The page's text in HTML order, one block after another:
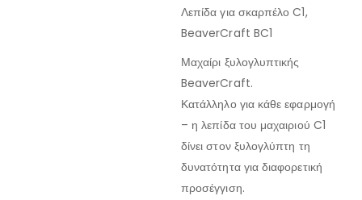
Λεπίδα για σκαρπέλο C1,
BeaverCraft BC1
Μαχαίρι ξυλογλυπτικής
BeaverCraft.
Κατάλληλο για κάθε εφαρμογή
– η λεπίδα του μαχαιριού C1
δίνει στον ξυλογλύπτη τη
δυνατότητα για διαφορετική
προσέγγιση.